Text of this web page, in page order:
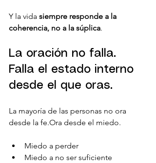
Y la vida siempre responde a la
coherencia, no a la súplica.
La oración no falla.
Falla el estado interno
desde el que oras.
La mayoría de las personas no ora
desde la fe.Ora desde el miedo.
Miedo a perder
Miedo a no ser suficiente